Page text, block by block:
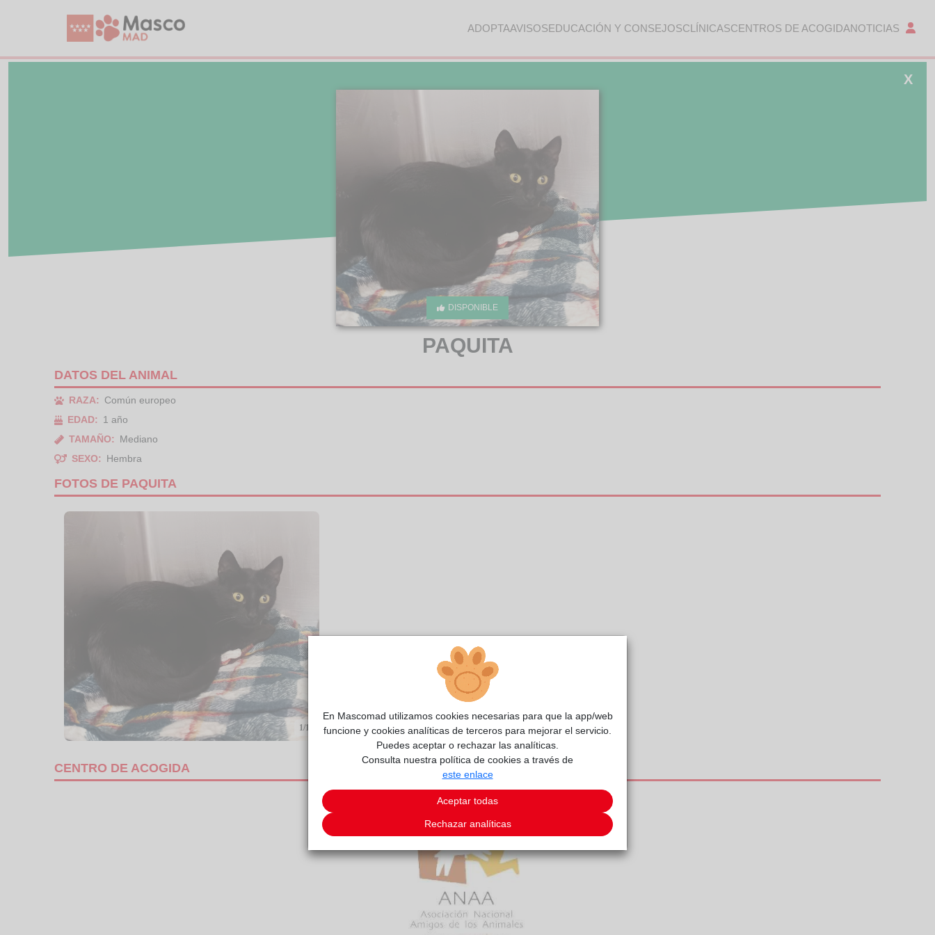
ADOPTAAVISOSEDUCACIÓN Y CONSEJOSCLÍNICASCENTROS DE ACOGIDANOTICIAS
DISPONIBLE
X
PAQUITA
DATOS DEL ANIMAL
RAZA:
Común europeo
EDAD:
1 año
TAMAÑO:
Mediano
SEXO:
Hembra
FOTOS DE PAQUITA
1/1
CENTRO DE ACOGIDA
En Mascomad utilizamos cookies necesarias para que la app/web
funcione y cookies analíticas de terceros para mejorar el servicio.
Puedes aceptar o rechazar las analíticas.
Consulta nuestra política de cookies a través de
este enlace
Aceptar todas
Rechazar analíticas